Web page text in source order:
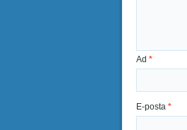
Ad *
E-posta *